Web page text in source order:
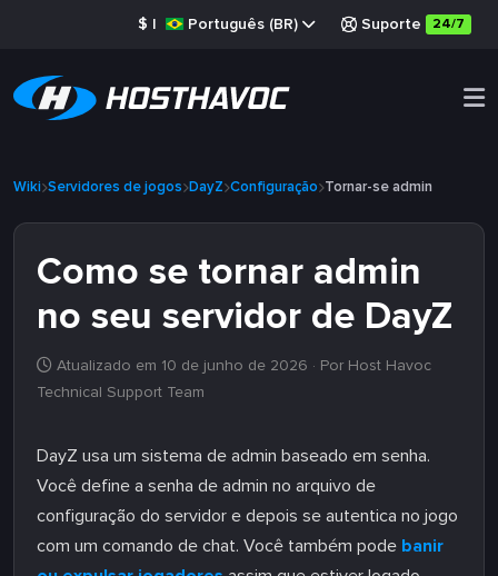
$ | Português (BR) Suporte 24/7
Wiki Servidores de jogos DayZ Configuração Tornar-se admin
Como se tornar admin
no seu servidor de DayZ
Atualizado em 10 de junho de 2026 · Por Host Havoc
Technical Support Team
DayZ usa um sistema de admin baseado em senha.
Você define a senha de admin no arquivo de
configuração do servidor e depois se autentica no jogo
com um comando de chat. Você também pode banir